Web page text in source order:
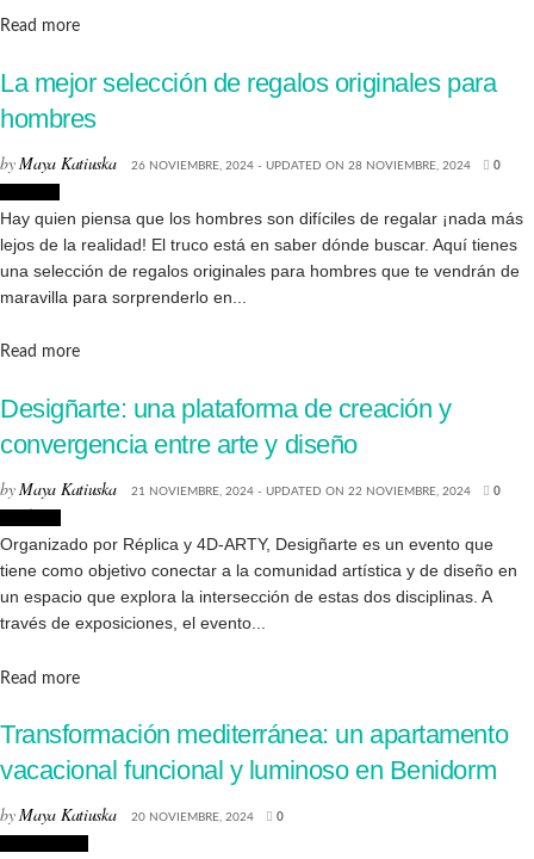
Read moreDetails
La mejor selección de regalos originales para
hombres
byMaya Katiuska 26 NOVIEMBRE, 2024 - UPDATED ON 28 NOVIEMBRE, 2024 0
Hay quien piensa que los hombres son difíciles de regalar ¡nada más
lejos de la realidad! El truco está en saber dónde buscar. Aquí tienes
una selección de regalos originales para hombres que te vendrán de
maravilla para sorprenderlo en...
Read moreDetails
Desigñarte: una plataforma de creación y
convergencia entre arte y diseño
byMaya Katiuska 21 NOVIEMBRE, 2024 - UPDATED ON 22 NOVIEMBRE, 2024 0
Organizado por Réplica y 4D-ARTY, Desigñarte es un evento que
tiene como objetivo conectar a la comunidad artística y de diseño en
un espacio que explora la intersección de estas dos disciplinas. A
través de exposiciones, el evento...
Read moreDetails
Transformación mediterránea: un apartamento
vacacional funcional y luminoso en Benidorm
byMaya Katiuska 20 NOVIEMBRE, 2024 0